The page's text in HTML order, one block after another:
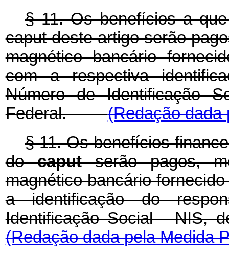
§ 11. Os benefícios a
caput deste artigo serão
magnético bancário
com a respectiva
Número de Identificação
Federal.(Redação dada
§ 11. Os benefícios
docaputserão pagos,
magnético bancário
a identificação do
Identificação Social - NIS,
(Redação dada pela Medida